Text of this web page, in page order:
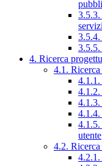
3.5.3.
3.5.4.
3.5.5.
4. Ricerca
4.1.
4.1.2.
4.1.3.
4.1.4.
4.1.5.
utente
4.2. Ricerca
4.2.1.